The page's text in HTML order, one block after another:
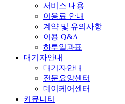
서비스 내용
이용료 안내
계약 및 유의사항
이용 Q&A
하루일과표
대기자안내
대기자안내
전문요양센터
데이케어센터
커뮤니티